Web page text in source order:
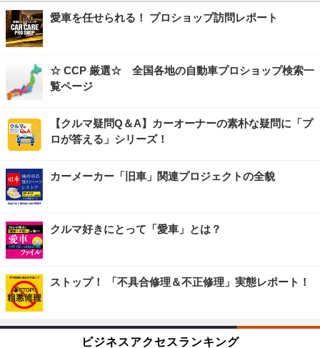
愛車を任せられる！ プロショップ訪問レポート
☆ CCP 厳選☆ 全国各地の自動車プロショップ検索一
覧ページ
【クルマ疑問Q＆A】カーオーナーの素朴な疑問に「プ
ロが答える」シリーズ！
カーメーカー「旧車」関連プロジェクトの全貌
クルマ好きにとって「愛車」とは？
ストップ！ 「不具合修理＆不正修理」実態レポート！
ビジネスアクセスランキング